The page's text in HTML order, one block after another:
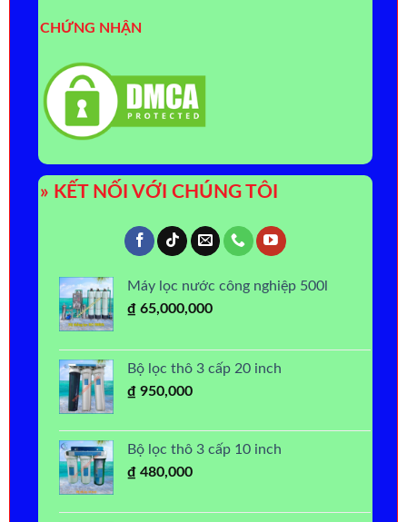
CHỨNG NHẬN
» KẾT NỐI VỚI CHÚNG TÔI
Máy lọc nước công nghiệp 500l
₫65,000,000
Bộ lọc thô 3 cấp 20 inch
₫950,000
Bộ lọc thô 3 cấp 10 inch
₫480,000